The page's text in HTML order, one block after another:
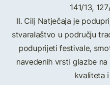
141/13,
II. Cilj Natječaja je
stvaralaštvo u području
poduprijeti festivale,
navedenih vrsti glazbe
kvaliteta